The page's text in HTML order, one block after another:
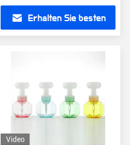
Handdesinfizierer-leere
Plastikpumpe ab
Erhalten Sie besten
Video